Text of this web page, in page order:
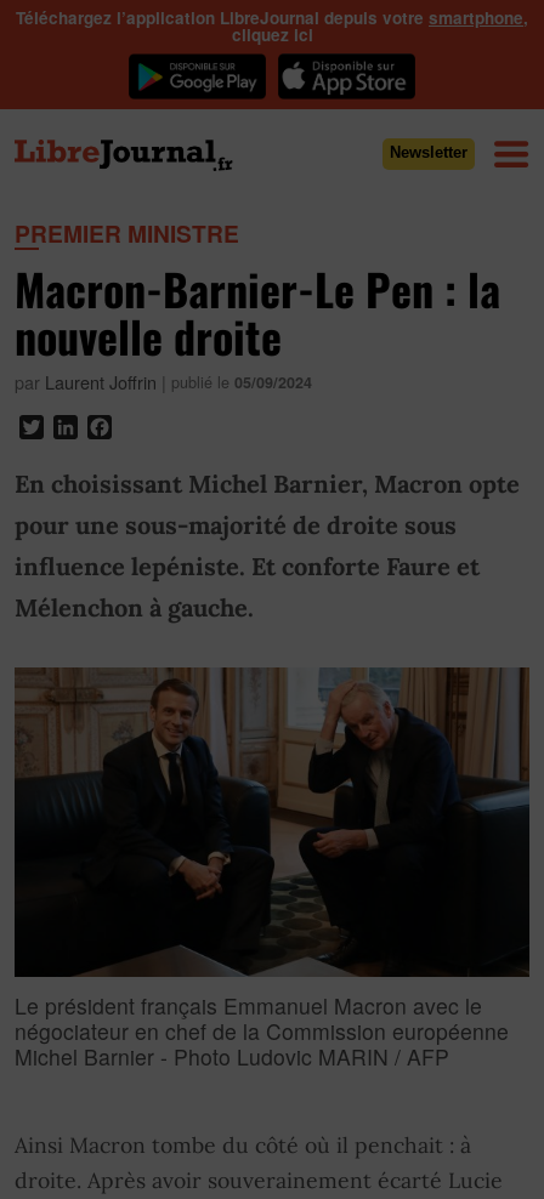
Téléchargez l’application LibreJournal depuis votre smartphone,
cliquez ici
Newsletter
PREMIER MINISTRE
Macron-Barnier-Le Pen : la
nouvelle droite
par Laurent Joffrin | publié le 05/09/2024
TwitterLinkedIn
En choisissant Michel Barnier, Macron opte
pour une sous-majorité de droite sous
influence lepéniste. Et conforte Faure et
Mélenchon à gauche.
Le président français Emmanuel Macron avec le
négociateur en chef de la Commission européenne
Michel Barnier - Photo Ludovic MARIN / AFP
Ainsi Macron tombe du côté où il penchait : à
droite. Après avoir souverainement écarté Lucie